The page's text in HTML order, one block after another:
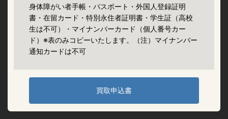
身体障がい者手帳・パスポート・外国人登録証明
書・在留カード・特別永住者証明書・学生証（高校
生は不可）・マイナンバーカード（個人番号カー
ド）※表のみコピーいたします。（注）マイナンバー
通知カードは不可
買取申込書